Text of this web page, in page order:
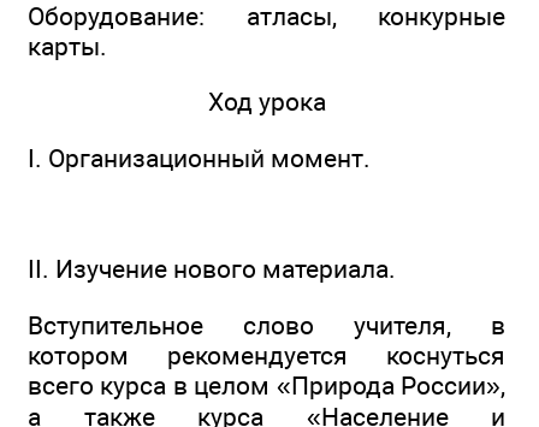
Оборудование: атласы, конкурные
карты.
Ход урока
I. Организационный момент.
II. Изучение нового материала.
Вступительное слово учителя, в
котором рекомендуется коснуться
всего курса в целом «Природа России»,
а также курса «Население и